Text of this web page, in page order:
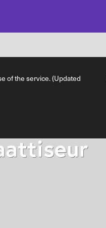
of the service. (Updated